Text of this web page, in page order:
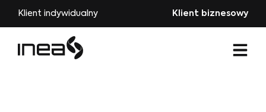
Klient indywidualny Klient biznesowy